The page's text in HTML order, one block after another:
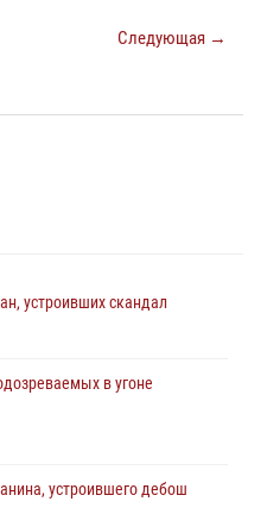
Следующая →
устроивших скандал
в угоне
устроившего дебош